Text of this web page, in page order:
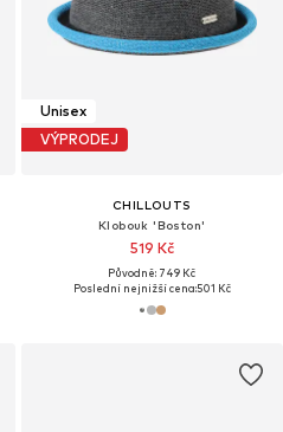
Unisex
VÝPRODEJ
CHILLOUTS
Klobouk 'Boston'
519 Kč
Původně: 749 Kč
Poslední nejnižší cena:501 Kč